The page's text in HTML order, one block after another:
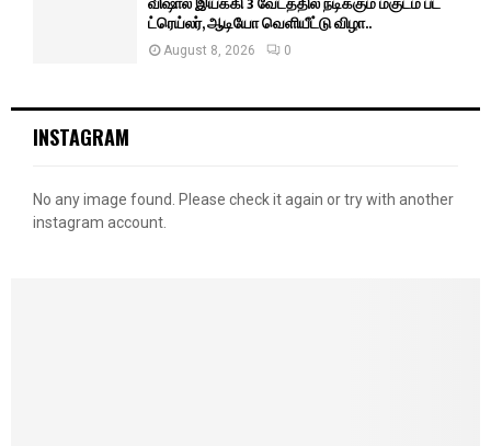
ட்ரெய்லர், ஆடியோ வெளியீட்டு விழா..
August 8, 2026 0
INSTAGRAM
No any image found. Please check it again or try with another
instagram account.